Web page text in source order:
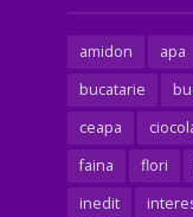
amidon apa
bucatarie
ceapa
faina
flori
inedit